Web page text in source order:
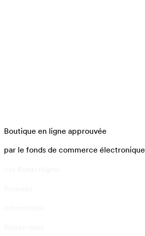
Boutique en ligne approuvée
par le fonds de commerce électronique